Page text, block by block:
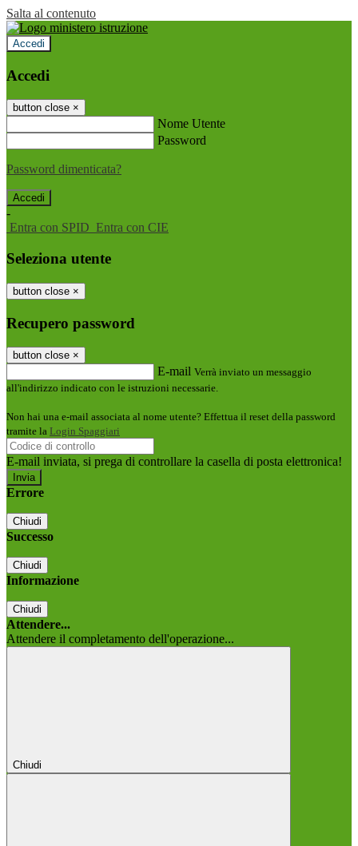
Salta al contenuto
Accedi
Accedi
button close ×
Nome Utente
Password
Password dimenticata?
-
Entra con SPID Entra con CIE
Seleziona utente
button close ×
Recupero password
button close ×
E-mail Verrà inviato un messaggio
all'indirizzo indicato con le istruzioni necessarie.
Non hai una e-mail associata al nome utente? Effettua il reset della password
tramite la Login Spaggiari
E-mail inviata, si prega di controllare la casella di posta elettronica!
Errore
Chiudi
Successo
Chiudi
Informazione
Chiudi
Attendere...
Attendere il completamento dell'operazione...
Chiudi